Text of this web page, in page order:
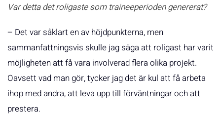
Var detta det roligaste som traineeperioden genererat?
– Det var såklart en av höjdpunkterna, men
sammanfattningsvis skulle jag säga att roligast har varit
möjligheten att få vara involverad flera olika projekt.
Oavsett vad man gör, tycker jag det är kul att få arbeta
ihop med andra, att leva upp till förväntningar och att
prestera.